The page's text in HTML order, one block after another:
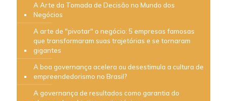
A Arte da Tomada de Decisão no Mundo dos
Negócios
A arte de "pivotar" o negócio: 5 empresas famosas
que transformaram suas trajetórias e se tornaram
gigantes
A boa governança acelera ou desestimula a cultura de
empreendedorismo no Brasil?
A governança de resultados como garantia do